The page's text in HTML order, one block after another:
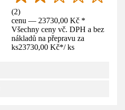
(2)
cenu — 23730,00 Kč *
Všechny ceny vč. DPH a bez
nákladů na přepravu za
ks23730,00 Kč*/ ks